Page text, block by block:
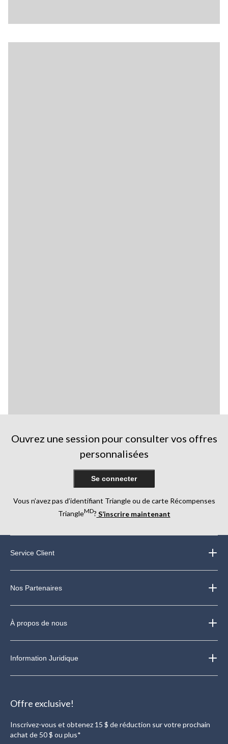
Ouvrez une session pour consulter vos offres
personnalisées
Se connecter
Vous n’avez pas d’identifiant Triangle ou de carte Récompenses
TriangleMD? S’inscrire maintenant
Service Client
Nos Partenaires
À propos de nous
Information Juridique
Offre exclusive!
Inscrivez-vous et obtenez 15 $ de réduction sur votre prochain
achat de 50 $ ou plus*